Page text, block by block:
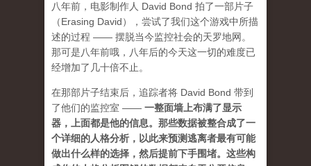
八年前，电影制作人 David Bond 拍了一部片子
（Erasing David），尝试了我们这个游戏中所描
述的过程 —— 摆脱当今监控社会的天罗地网。
那可是八年前哦，八年后的今天这一切的难度已
经增加了几十倍不止。
在那部片子结束后，追踪者将 David Bond 带到
了他们的监控室 —— 一整面墙上布满了显示
器，上面都是他的信息。那些数据被整合成了一
个详细的人格分析，以此来预测逃离者最有可能
做出什么样的选择，然后提前下手围堵。这些构